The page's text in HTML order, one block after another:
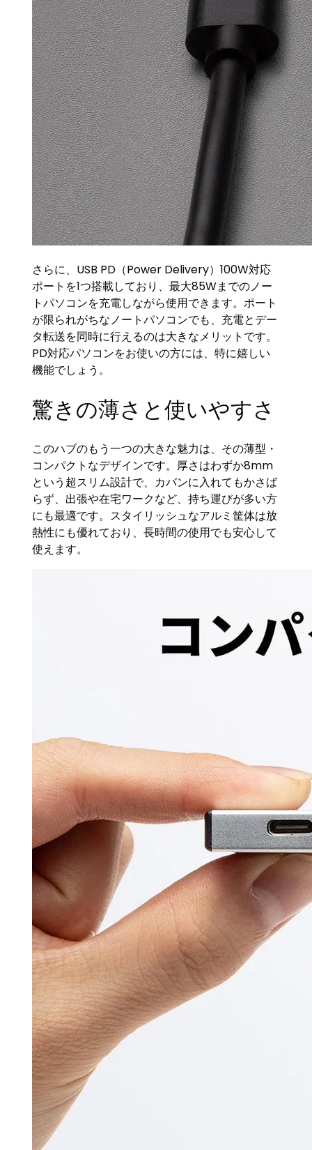
さらに、USB PD（Power Delivery）100W対応
ポートを1つ搭載しており、最大85Wまでのノー
トパソコンを充電しながら使用できます。ポート
が限られがちなノートパソコンでも、充電とデー
タ転送を同時に行えるのは大きなメリットです。
PD対応パソコンをお使いの方には、特に嬉しい
機能でしょう。
驚きの薄さと使いやすさ
このハブのもう一つの大きな魅力は、その薄型・
コンパクトなデザインです。厚さはわずか8mm
という超スリム設計で、カバンに入れてもかさば
らず、出張や在宅ワークなど、持ち運びが多い方
にも最適です。スタイリッシュなアルミ筐体は放
熱性にも優れており、長時間の使用でも安心して
使えます。